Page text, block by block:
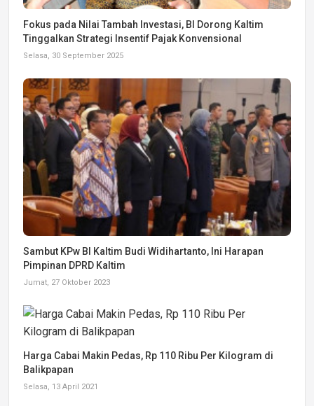
Fokus pada Nilai Tambah Investasi, BI Dorong Kaltim
Tinggalkan Strategi Insentif Pajak Konvensional
Selasa, 30 September 2025
Sambut KPw BI Kaltim Budi Widihartanto, Ini Harapan
Pimpinan DPRD Kaltim
Jumat, 27 Oktober 2023
Harga Cabai Makin Pedas, Rp 110 Ribu Per Kilogram di
Balikpapan
Selasa, 13 April 2021